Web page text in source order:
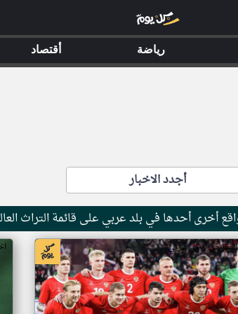
أجدد الاخبار
أخرى أحدها في بلد عربي على قائمة التراث
من ار تي عربي
رياضة أقتصاد